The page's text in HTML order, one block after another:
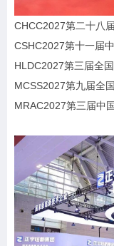
CHCC2027第二十八
CSHC2027第十一届
HLDC2027第三届全
MCSS2027第九届全
MRAC2027第三届中